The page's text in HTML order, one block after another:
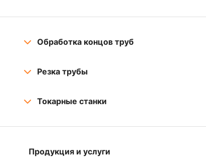
Обработка концов труб
Резка трубы
Токарные станки
Продукция и услуги